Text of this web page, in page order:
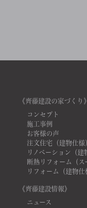
《齊藤建設の家づくり》
コンセプト
施工事例
お客様の声
注文住宅（建物仕様
リノベーション（建
断熱リフォーム（ス
リフォーム（建物仕
《齊藤建設情報》
ニュース